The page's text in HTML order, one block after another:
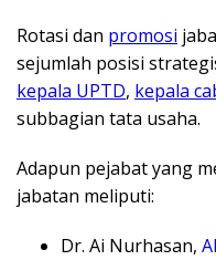
Rotasi dan promosi
sejumlah posisi
kepala UPTD, kepala
subbagian tata usaha.
Adapun pejabat yang
jabatan meliputi:
Dr. Ai Nurhasan,